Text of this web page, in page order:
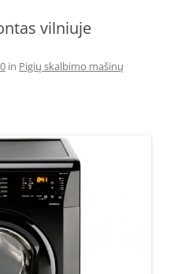
vilniuje
in Pigių skalbimo mašinų